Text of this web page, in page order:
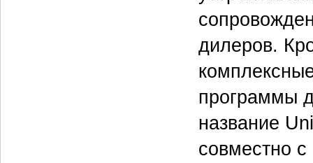
дилеров.
программы
название
совместно